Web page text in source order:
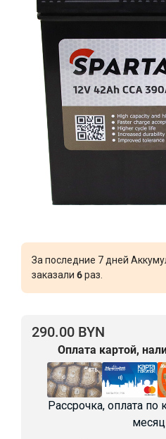
За последние 7 дней
заказали 6раз.
290.00 BYN
Оплата картой,
Рассрочка, оплата по
месяц